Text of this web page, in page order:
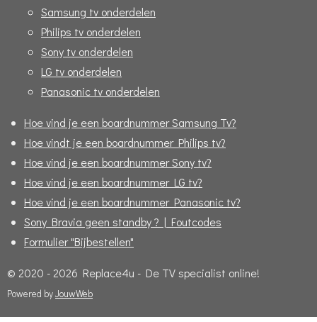
Samsung tv onderdelen
Philips tv onderdelen
Sony tv onderdelen
LG tv onderdelen
Panasonic tv onderdelen
Hoe vind je een boardnummer Samsung Tv?
Hoe vindt je een boardnummer Philips tv?
Hoe vind je een boardnummer Sony tv?
Hoe vind je een boardnummer LG tv?
Hoe vind je een boardnummer Panasonic tv?
Sony Bravia geen standby ? | Foutcodes
Formulier "Bijbestellen"
© 2020 - 2026 Replace4u - De TV specialist online!
Powered byJouwWeb